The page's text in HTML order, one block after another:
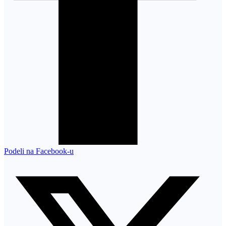
Podeli na Facebook-u